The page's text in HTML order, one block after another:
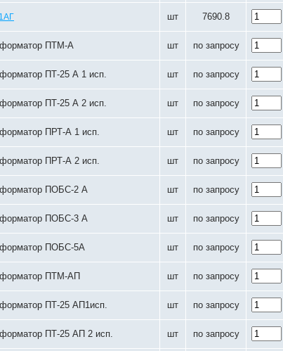
шт 7690.8
ПТМ-А шт по запросу
ПТ-25 А 1 исп. шт по запросу
ПТ-25 А 2 исп. шт по запросу
ПРТ-А 1 исп. шт по запросу
ПРТ-А 2 исп. шт по запросу
ПОБС-2 А шт по запросу
ПОБС-3 А шт по запросу
ПОБС-5А шт по запросу
ПТМ-АП шт по запросу
ПТ-25 АП1исп. шт по запросу
ПТ-25 АП 2 исп. шт по запросу